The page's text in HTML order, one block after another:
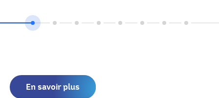
En savoir plus